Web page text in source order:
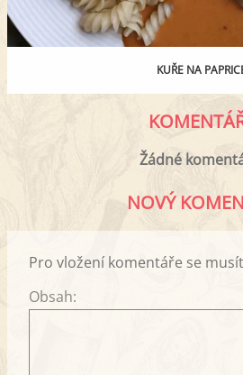
KUŘE NA
Žádné
NOVÝ
Pro vložení komentáře se
Obsah: